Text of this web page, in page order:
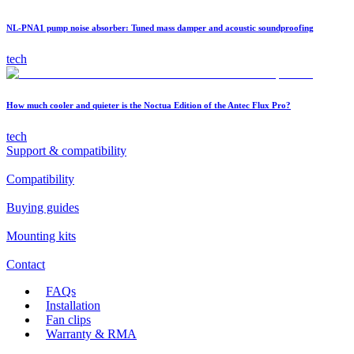
NL-PNA1 pump noise absorber: Tuned mass damper and acoustic soundproofing
tech
How much cooler and quieter is the Noctua Edition of the Antec Flux Pro?
tech
Support & compatibility
Compatibility
Buying guides
Mounting kits
Contact
FAQs
Installation
Fan clips
Warranty & RMA